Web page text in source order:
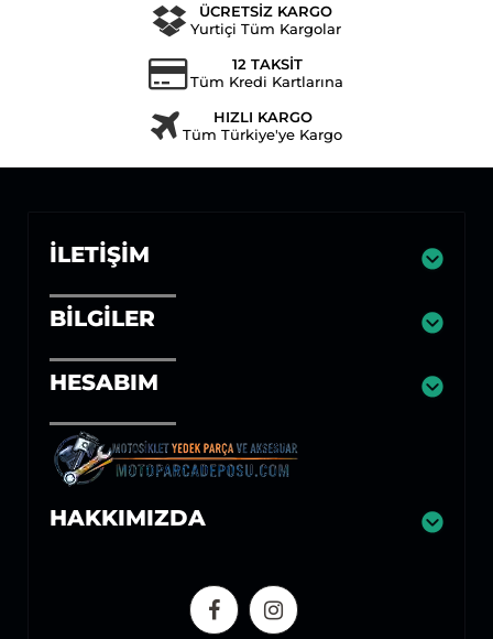
ÜCRETSİZ KARGO
Yurtiçi Tüm Kargolar
12 TAKSİT
Tüm Kredi Kartlarına
HIZLI KARGO
Tüm Türkiye'ye Kargo
İLETIŞIM
BILGILER
HESABIM
HAKKIMIZDA